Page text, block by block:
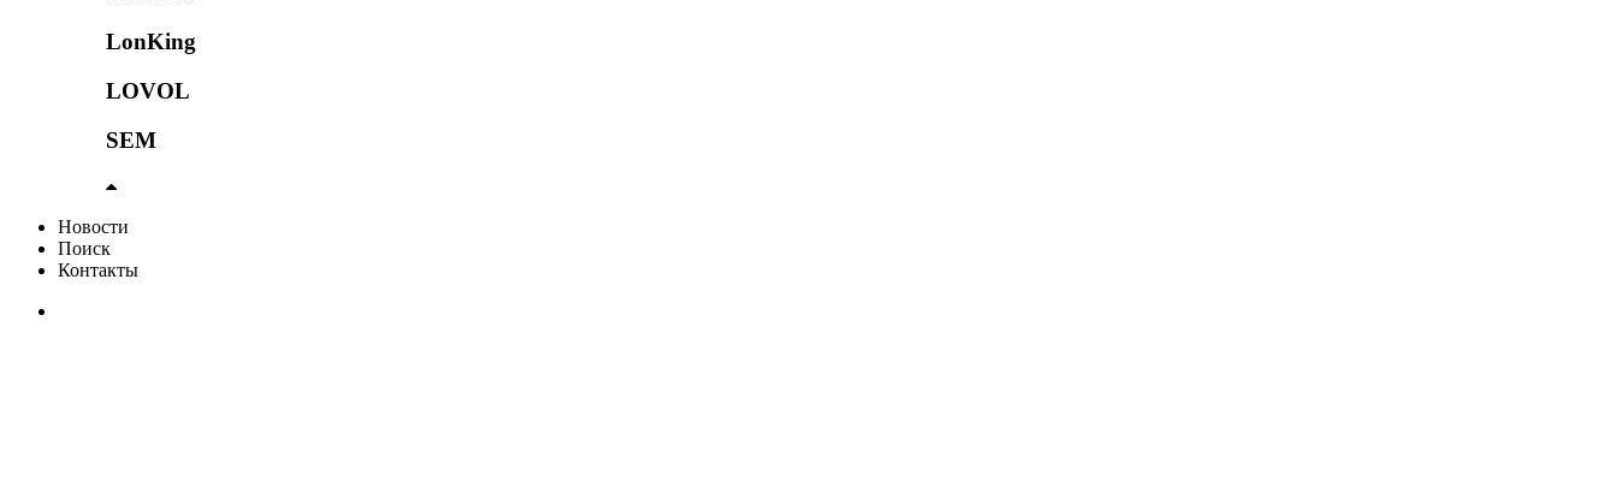
LonKing
LOVOL
SEM
Новости
Поиск
Контакты